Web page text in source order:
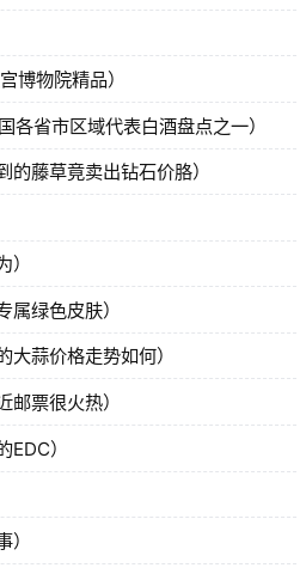
博物院精品）
各省市区域代表白酒盘点之一）
藤草竟卖出钻石价胳）
绿色皮肤）
蒜价格走势如何）
票很火热）
）